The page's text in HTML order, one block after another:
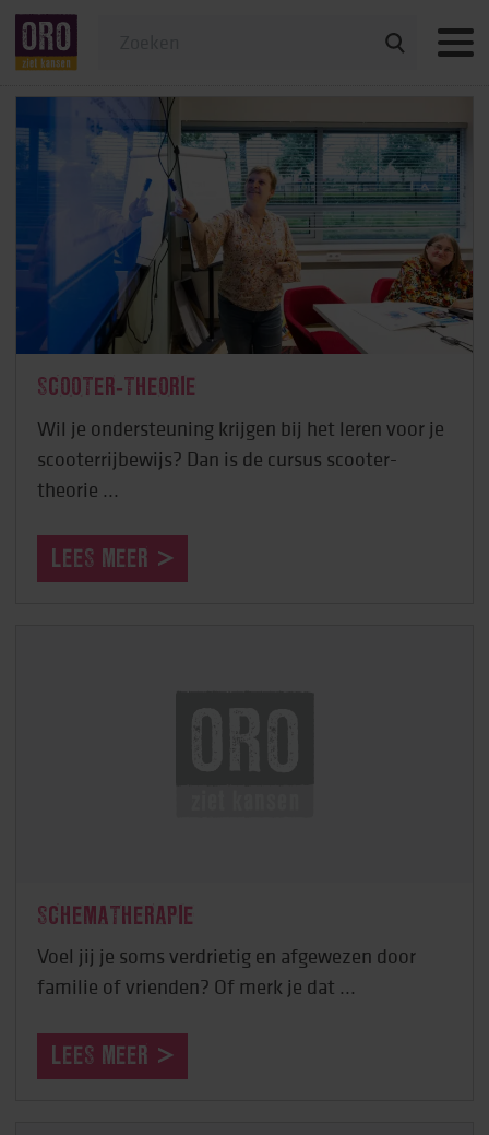
Veelgestelde vragen
SCOOTER-THEORIE
Wil je ondersteuning krijgen bij het leren voor je
scooterrijbewijs? Dan is de cursus scooter-
theorie ...
LEES MEER
SCHEMATHERAPIE
Voel jij je soms verdrietig en afgewezen door
familie of vrienden? Of merk je dat ...
LEES MEER